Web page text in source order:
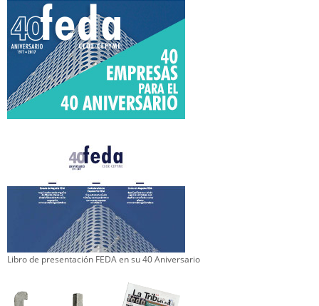
Libro de presentación FEDA en su 40 Aniversario